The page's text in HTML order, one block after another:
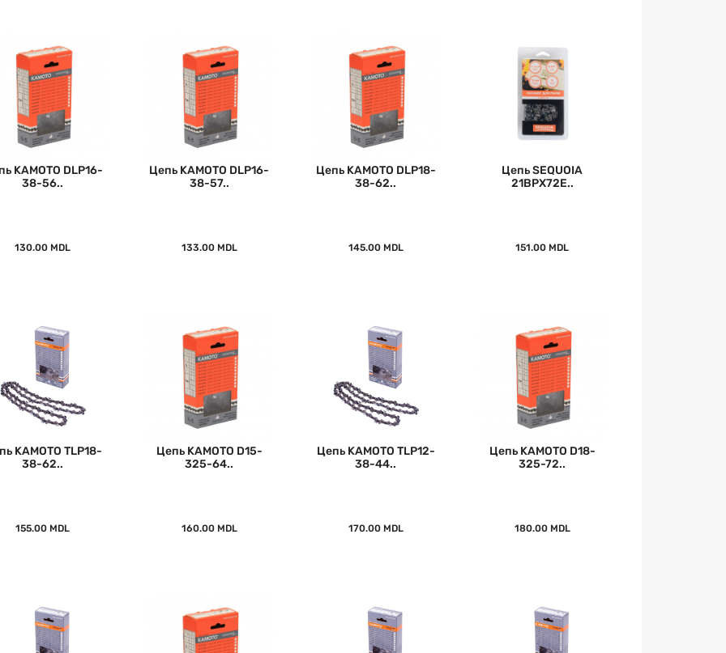
KAMOTO DLP16-
38-56..
130.00 MDL
Цепь KAMOTO DLP16-
38-57..
133.00 MDL
Цепь KAMOTO DLP18-
38-62..
145.00 MDL
Цепь SEQUOIA
21BPX72E..
151.00 MDL
KAMOTO TLP18-
38-62..
155.00 MDL
Цепь KAMOTO D15-
325-64..
160.00 MDL
Цепь KAMOTO TLP12-
38-44..
170.00 MDL
Цепь KAMOTO D18-
325-72..
180.00 MDL